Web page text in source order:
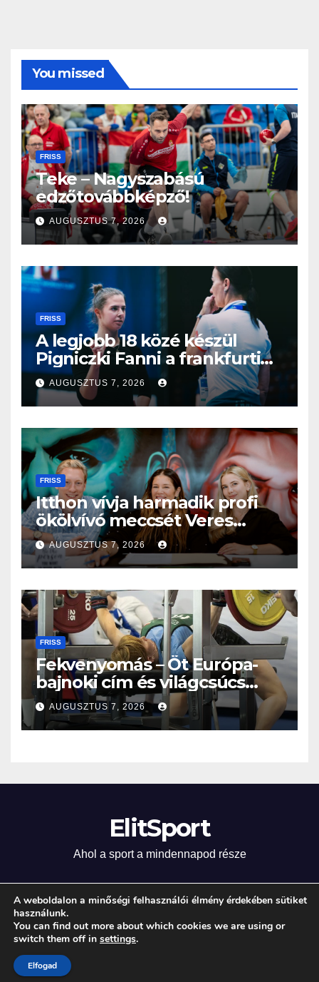
You missed
FRISS
Teke – Nagyszabású
edzőtovábbképző!
AUGUSZTUS 7, 2026
FRISS
A legjobb 18 közé készül
Pigniczki Fanni a frankfurti
világbajnokságon
AUGUSZTUS 7, 2026
FRISS
Itthon vívja harmadik profi
ökölvívó meccsét Veres
Roland szeptemberben
AUGUSZTUS 7, 2026
FRISS
Fekvenyomás – Öt Európa-
bajnoki cím és világcsúcs
eddig!
AUGUSZTUS 7, 2026
ElitSport
Ahol a sport a mindennapod része
Proudly powered by WordPress|Theme: Newsup byThemeansar
A weboldalon a minőségi felhasználói élmény érdekében sütiket
használunk.
You can find out more about which cookies we are using or
switch them off in settings.
Elfogad